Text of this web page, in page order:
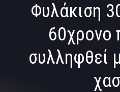
Φυλάκιση
60χρονο
συλληφθεί